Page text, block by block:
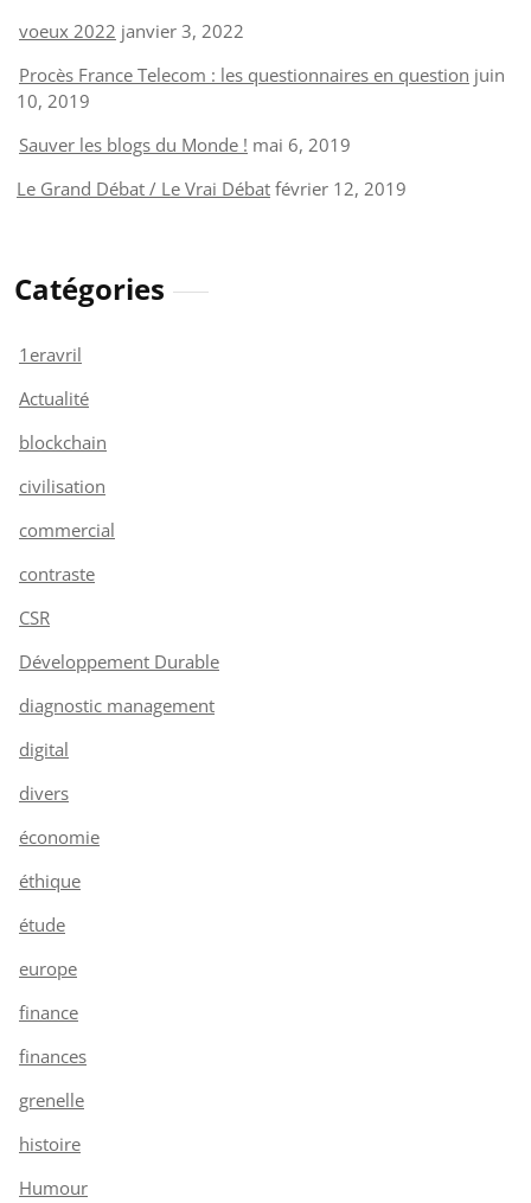
voeux 2022 janvier 3, 2022
Procès France Telecom : les questionnaires en question juin
10, 2019
Sauver les blogs du Monde ! mai 6, 2019
Le Grand Débat / Le Vrai Débat février 12, 2019
Catégories
1eravril
Actualité
blockchain
civilisation
commercial
contraste
CSR
Développement Durable
diagnostic management
digital
divers
économie
éthique
étude
europe
finance
finances
grenelle
histoire
Humour